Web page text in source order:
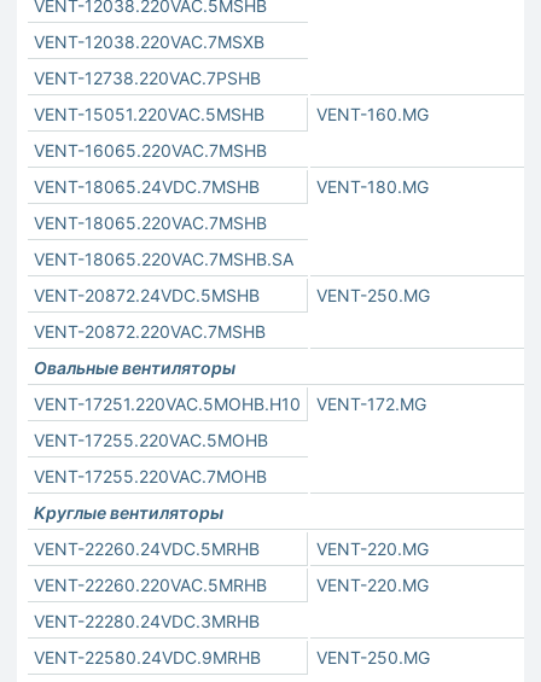
VENT-12038.220VAC.5MSHB
VENT-12038.220VAC.7MSXB
VENT-12738.220VAC.7PSHB
VENT-15051.220VAC.5MSHB
VENT-160.MG
VENT-16065.220VAC.7MSHB
VENT-18065.24VDC.7MSHB
VENT-180.MG
VENT-18065.220VAC.7MSHB
VENT-18065.220VAC.7MSHB.SA
VENT-20872.24VDC.5MSHB
VENT-250.MG
VENT-20872.220VAC.7MSHB
Овальные вентиляторы
VENT-17251.220VAC.5MOHB.H10
VENT-172.MG
VENT-17255.220VAC.5MOHB
VENT-17255.220VAC.7MOHB
Круглые вентиляторы
VENT-22260.24VDC.5MRHB
VENT-220.MG
VENT-22260.220VAC.5MRHB
VENT-220.MG
VENT-22280.24VDC.3MRHB
VENT-22580.24VDC.9MRHB
VENT-250.MG